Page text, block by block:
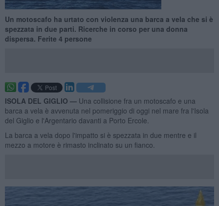
Un motoscafo ha urtato con violenza una barca a vela che si è
spezzata in due parti. Ricerche in corso per una donna
dispersa. Ferite 4 persone
ISOLA DEL GIGLIO — Una collisione fra un motoscafo e una
barca a vela è avvenuta nel pomeriggio di oggi nel mare fra l'Isola
del Giglio e l'Argentario davanti a Porto Ercole.
La barca a vela dopo l'impatto si è spezzata in due mentre e il
mezzo a motore è rimasto inclinato su un fianco.